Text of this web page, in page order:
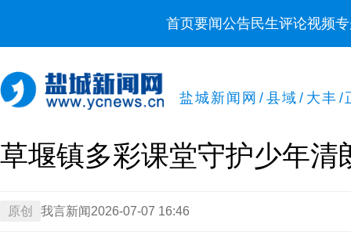
首页要闻公告民生评论视频
盐城新闻网 / 县域 / 大丰 /
草堰镇多彩课堂守护少年清
原创 我言新闻 2026-07-07 16:46